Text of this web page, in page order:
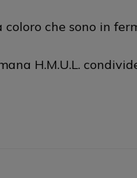
che sono in
H.M.U.L.